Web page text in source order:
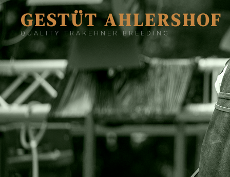
GESTÜT AHLERSHOF
QUALITY TRAKEHNER BREEDING